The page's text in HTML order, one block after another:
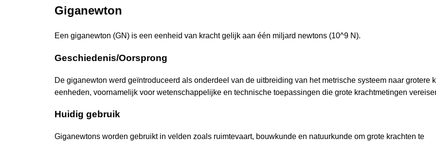
Giganewton
Een giganewton (GN) is een eenheid van kracht gelijk aan één miljard newtons (10^9 N).
Geschiedenis/Oorsprong
De giganewton werd geïntroduceerd als onderdeel van de uitbreiding van het metrische systeem naar grotere
eenheden, voornamelijk voor wetenschappelijke en technische toepassingen die grote krachtmetingen
Huidig gebruik
Giganewtons worden gebruikt in velden zoals ruimtevaart, bouwkunde en natuurkunde om grote krachten te